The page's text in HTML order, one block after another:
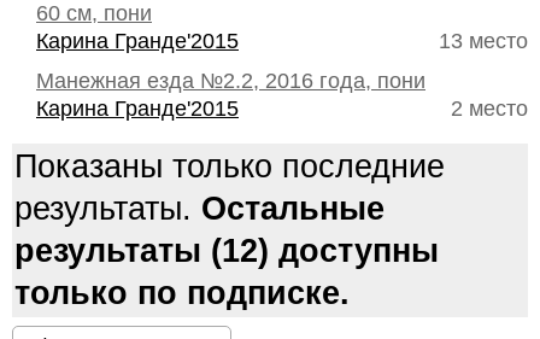
60 см, пони
13 место
Карина Гранде'2015
Манежная езда №2.2, 2016 года, пони
2 место
Карина Гранде'2015
Показаны только последние
результаты. Остальные
результаты (12) доступны
только по подписке.